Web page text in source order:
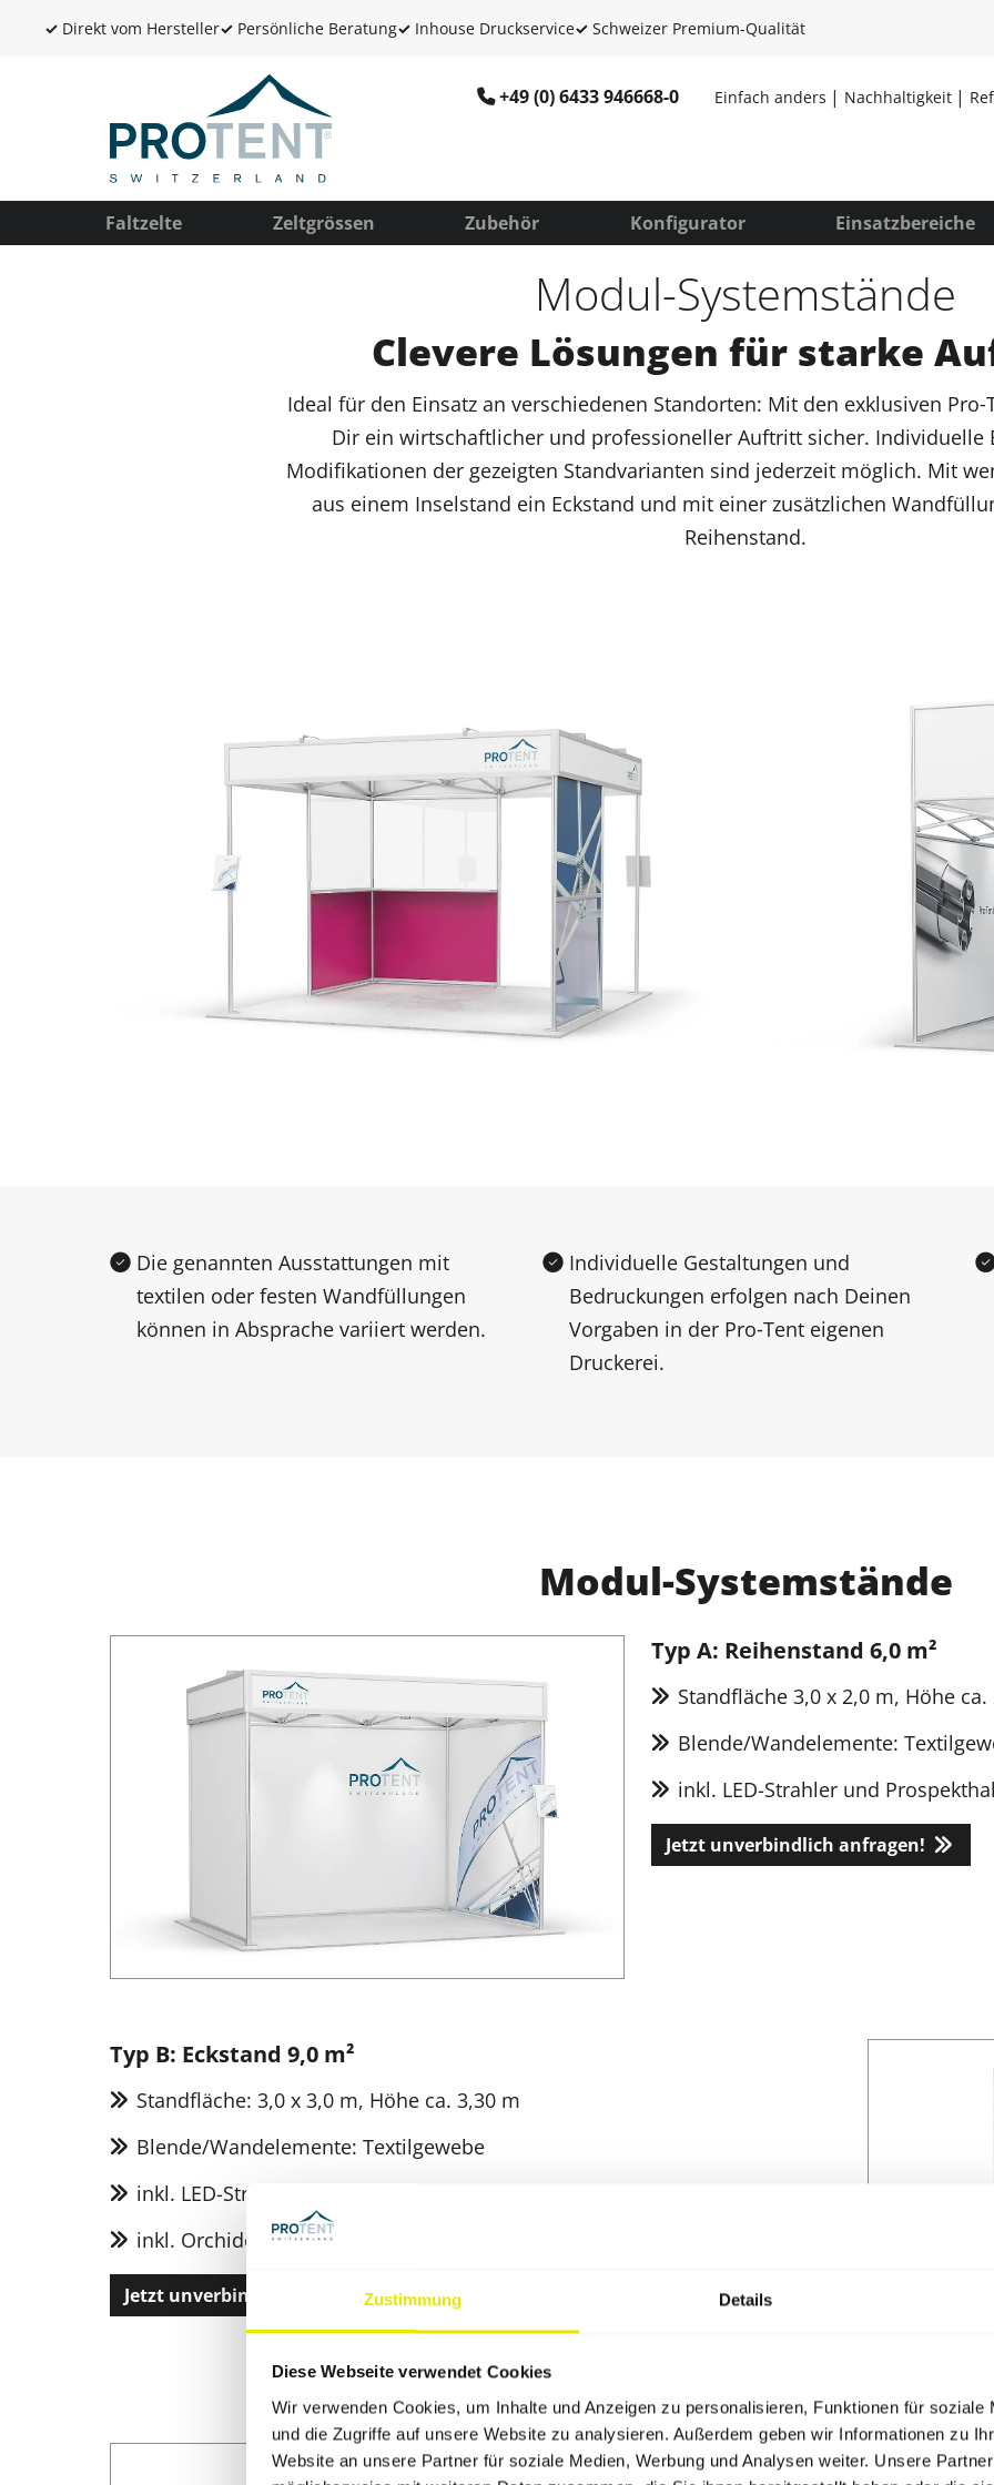
Zustimmung Details
Diese Webseite verwendet Cookies
Wir verwenden Cookies, um Inhalte und Anzeigen zu personalisieren, Funktionen für soziale
und die Zugriffe auf unsere Website zu analysieren. Außerdem geben wir Informationen zu
Website an unsere Partner für soziale Medien, Werbung und Analysen weiter. Unsere
✓ Direkt vom Hersteller✓ Persönliche Beratung✓ Inhouse Druckservice✓ Schweizer Premium-Qualität
+49 (0) 6433 946668-0 Einfach anders Nachhaltigkeit
Faltzelte Zeltgrössen Zubehör Konfigurator Einsatzbereiche
Modul-Systemstände
Clevere Lösungen für starke
Ideal für den Einsatz an verschiedenen Standorten: Mit den exklusiven
Dir ein wirtschaftlicher und professioneller Auftritt sicher. Individuelle
Modifikationen der gezeigten Standvarianten sind jederzeit möglich. Mit
aus einem Inselstand ein Eckstand und mit einer zusätzlichen
Reihenstand.
Die genannten Ausstattungen mit
textilen oder festen Wandfüllungen
können in Absprache variiert werden.
Individuelle Gestaltungen und
Bedruckungen erfolgen nach Deinen
Vorgaben in der Pro‑Tent eigenen
Druckerei.
Modul-Systemstände
Typ A: Reihenstand 6,0 m²
Standfläche 3,0 x 2,0 m, Höhe ca.
Blende/Wandelemente:
inkl. LED-Strahler und
Jetzt unverbindlich anfragen!
Typ B: Eckstand 9,0 m²
Standfläche: 3,0 x 3,0 m, Höhe ca. 3,30 m
Blende/Wandelemente: Textilgewebe
inkl. LED-Strahler und Prospekthalter
inkl. Orchideentheke
Jetzt unverbindlich anfragen!
Typ C: Inselstand 9,0 m²